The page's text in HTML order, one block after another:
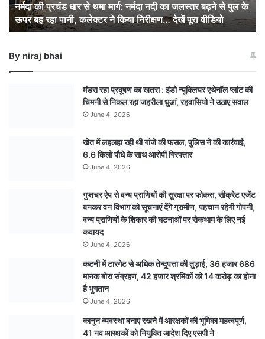
नदी
का
जलस्तर
से
पुल
नर्मदा की प्रचंड धार से थमा मार्ग: नर्मदा नदी का जलस्तर बढ़ने से पुल के
ऊपर बह रहा पानी, कलेक्टर ने किया निरीक्षण… देखें पूरा वीडियो
By niraj bhai
मंडरा रहा प्रदूषण का खतरा : इंडो न्यूक्लियर एथेनॉल प्लांट की
चिमनी से निकल रहा जहरीला धुआं, रहवासियो ने उठाए सवाल
June 4, 2026
खेत में लहलहा रही थी गांजे की फसल, पुलिस ने की कार्रवाई,
6.6 किलो पौधे के साथ आरोपी गिरफ्तार
June 4, 2026
गुप्तचर ऐप से वन्य प्राणियों की सुरक्षा पर फोकस, सीक्रेट एजेंट
बनकर वन विभाग को सूचनाएं देेंगे ग्रामीण, पहचान रहेगी गोपनी,
वन्य प्राणियों के शिकार की घटनाओं पर रोकथाम के लिए नई
कवायद
June 4, 2026
कटनी में टारगेट से अधिक तेन्दूपत्ता की तुड़ाई, 36 हजार 686
मानक बोरा संग्रहण, 42 हजार श्रमिकों को 14 करोड़ का होना
है भुगतान
June 4, 2026
कानून व्यवस्था बनाए रखने में आरक्षकों की भूमिका महत्वपूर्ण,
41 नव आरक्षकों को नियुक्ति आदेश दिए एसपी ने